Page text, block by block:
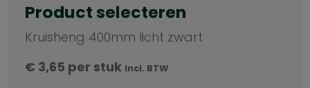
Product selecteren
Kruisheng 400mm licht zwart
€ 3,65 per stuk Incl. BTW